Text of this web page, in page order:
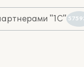
"1С"